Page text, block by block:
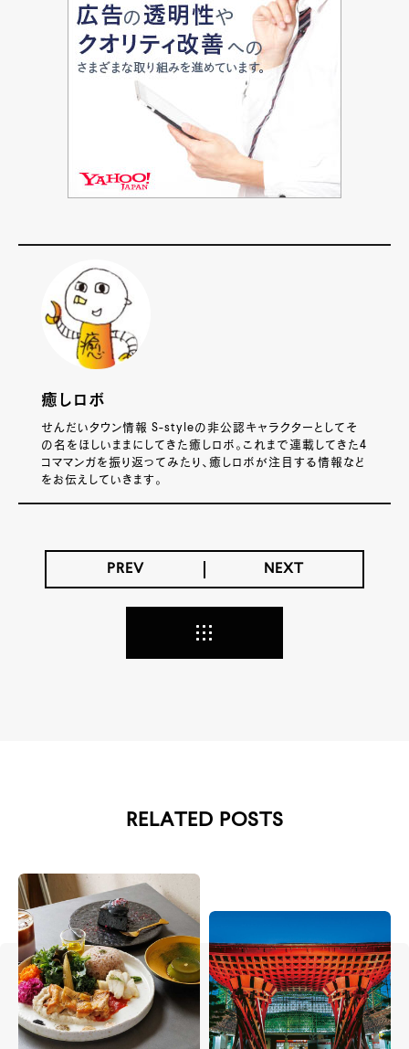
癒しロボ
せんだいタウン情報 S-styleの非公認キャラクターとしてそ
の名をほしいままにしてきた癒しロボ。これまで連載してきた4
コママンガを振り返ってみたり、癒しロボが注目する情報など
をお伝えしていきます。
PREV NEXT
RELATED POSTS